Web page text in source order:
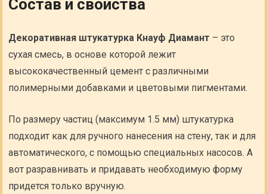
Состав и свойства
Декоративная штукатурка Кнауф Диамант – это
сухая смесь, в основе которой лежит
высококачественный цемент с различными
полимерными добавками и цветовыми пигментами.
По размеру частиц (максимум 1.5 мм) штукатурка
подходит как для ручного нанесения на стену, так и для
автоматического, с помощью специальных насосов. А
вот разравнивать и придавать необходимую форму
придется только вручную.